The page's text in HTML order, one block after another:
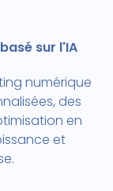
sur l'IA
numérique
des
en
et